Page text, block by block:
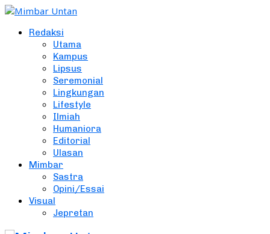
Redaksi
Utama
Kampus
Lipsus
Seremonial
Lingkungan
Lifestyle
Ilmiah
Humaniora
Editorial
Ulasan
Mimbar
Sastra
Opini/Essai
Visual
Jepretan